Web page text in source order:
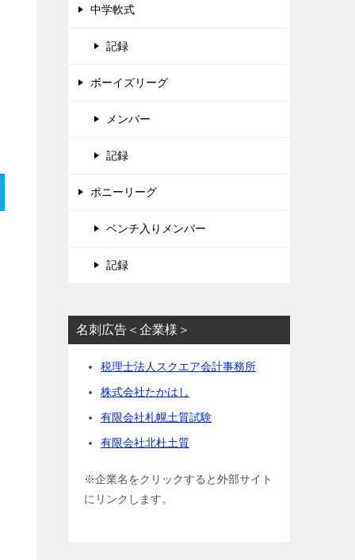
中学軟式
記録
ボーイズリーグ
メンバー
記録
ポニーリーグ
ベンチ入りメンバー
記録
名刺広告＜企業様＞
税理士法人スクエア会計事務所
株式会社たかはし
有限会社札幌土質試験
有限会社北杜土質
※企業名をクリックすると外部サイト
にリンクします。